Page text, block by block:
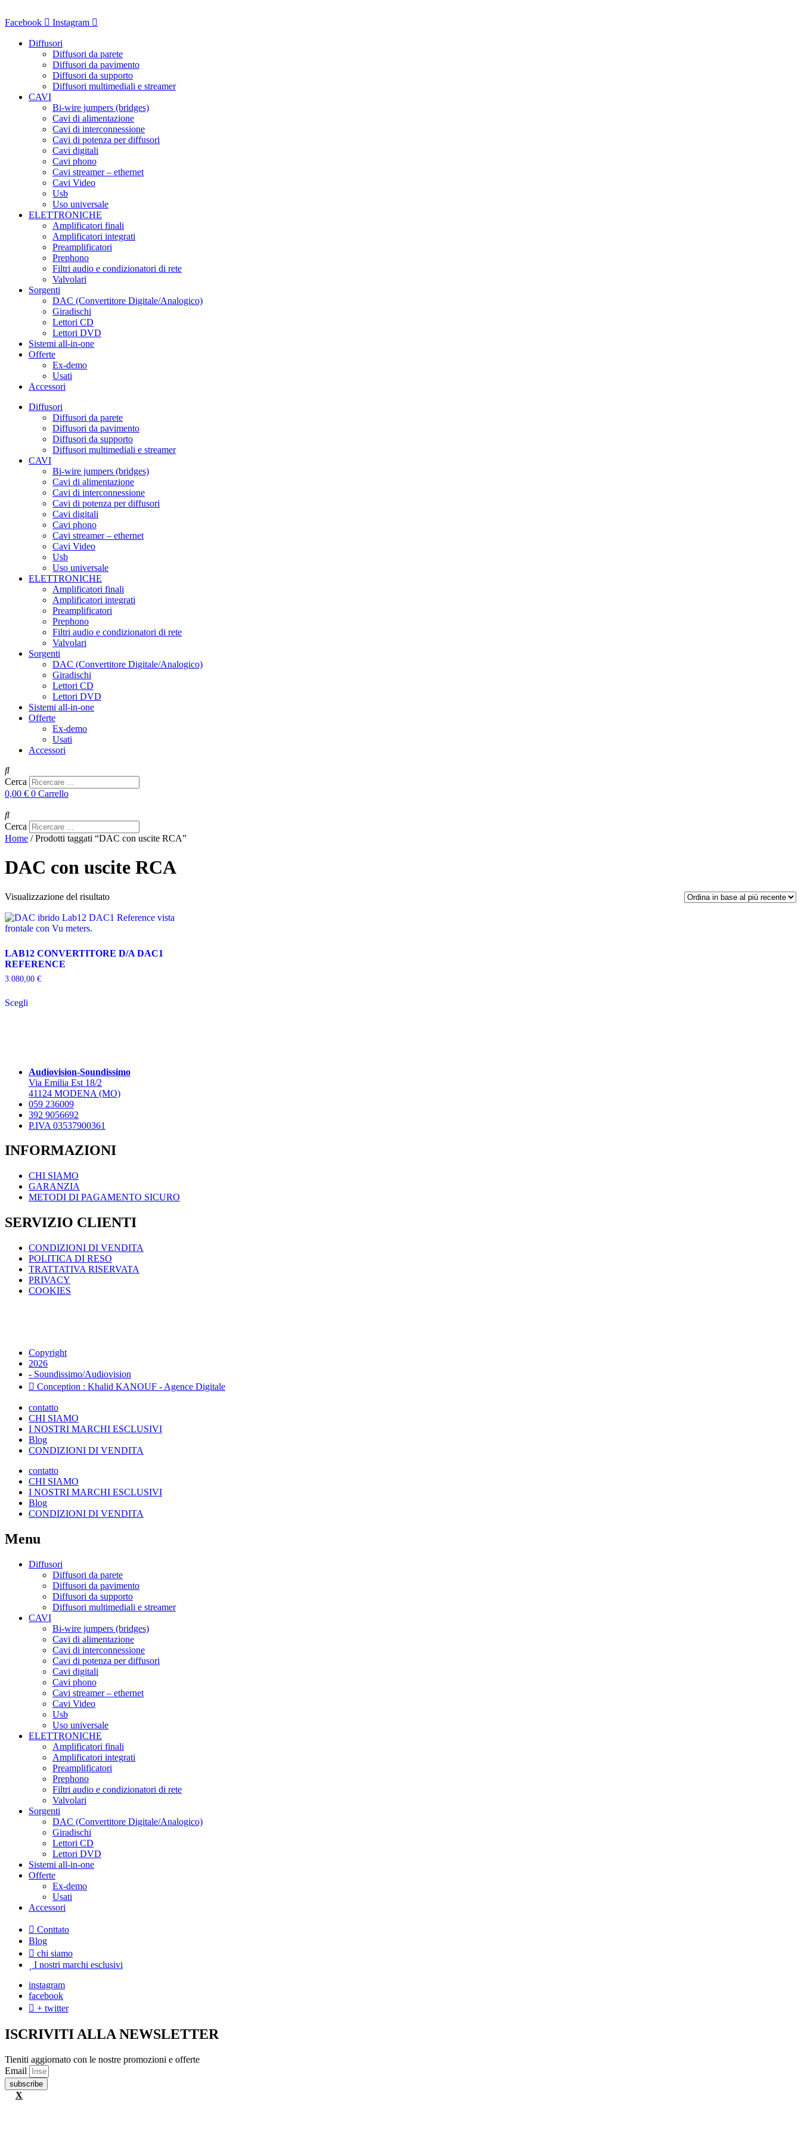
al
Facebook Instagram
Diffusori
Diffusori da parete
Diffusori da pavimento
Diffusori da supporto
Diffusori multimediali e streamer
CAVI
Bi-wire jumpers (bridges)
Cavi di alimentazione
Cavi di interconnessione
Cavi di potenza per diffusori
Cavi digitali
Cavi phono
Cavi streamer – ethernet
Cavi Video
Usb
Uso universale
ELETTRONICHE
Amplificatori finali
Amplificatori integrati
Preamplificatori
Prephono
Filtri audio e condizionatori di rete
Valvolari
Sorgenti
DAC (Convertitore Digitale/Analogico)
Giradischi
Lettori CD
Lettori DVD
Sistemi all-in-one
Offerte
Ex-demo
Usati
Accessori
Diffusori
Diffusori da parete
Diffusori da pavimento
Diffusori da supporto
Diffusori multimediali e streamer
CAVI
Bi-wire jumpers (bridges)
Cavi di alimentazione
Cavi di interconnessione
Cavi di potenza per diffusori
Cavi digitali
Cavi phono
Cavi streamer – ethernet
Cavi Video
Usb
Uso universale
ELETTRONICHE
Amplificatori finali
Amplificatori integrati
Preamplificatori
Prephono
Filtri audio e condizionatori di rete
Valvolari
Sorgenti
DAC (Convertitore Digitale/Analogico)
Giradischi
Lettori CD
Lettori DVD
Sistemi all-in-one
Offerte
Ex-demo
Usati
Accessori
Cerca
0,00 € 0 Carrello
Cerca
Home / Prodotti taggati “DAC con uscite RCA”
DAC con uscite RCA
Visualizzazione del risultato
LAB12 CONVERTITORE D/A DAC1
REFERENCE
3.080,00 €
Scegliprodotto
possono
essere
scelte
nella
pagina
del
prodotto
Audiovision-Soundissimo
Via Emilia Est 18/2
41124 MODENA (MO)
059 236009
392 9056692
P.IVA 03537900361
INFORMAZIONI
CHI SIAMO
GARANZIA
METODI DI PAGAMENTO SICURO
SERVIZIO CLIENTI
CONDIZIONI DI VENDITA
POLITICA DI RESO
TRATTATIVA RISERVATA
PRIVACY
COOKIES
Copyright
2026
- Soundissimo/Audiovision
Conception : Khalid KANOUF - Agence Digitale
contatto
CHI SIAMO
I NOSTRI MARCHI ESCLUSIVI
Blog
CONDIZIONI DI VENDITA
contatto
CHI SIAMO
I NOSTRI MARCHI ESCLUSIVI
Blog
CONDIZIONI DI VENDITA
Menu
Diffusori
Diffusori da parete
Diffusori da pavimento
Diffusori da supporto
Diffusori multimediali e streamer
CAVI
Bi-wire jumpers (bridges)
Cavi di alimentazione
Cavi di interconnessione
Cavi di potenza per diffusori
Cavi digitali
Cavi phono
Cavi streamer – ethernet
Cavi Video
Usb
Uso universale
ELETTRONICHE
Amplificatori finali
Amplificatori integrati
Preamplificatori
Prephono
Filtri audio e condizionatori di rete
Valvolari
Sorgenti
DAC (Convertitore Digitale/Analogico)
Giradischi
Lettori CD
Lettori DVD
Sistemi all-in-one
Offerte
Ex-demo
Usati
Accessori
Conttato
Blog
chi siamo
I nostri marchi esclusivi
instagram
facebook
+ twitter
ISCRIVITI ALLA NEWSLETTER
Tieniti aggiornato con le nostre promozioni e offerte
Email
subscribe
X